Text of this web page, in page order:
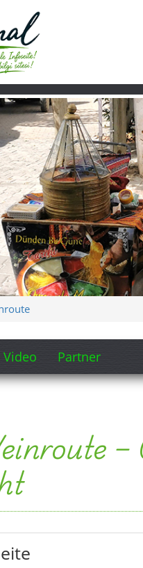
Video Partner
–